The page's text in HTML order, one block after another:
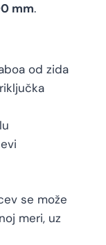
mm.
od zida
se može
meri, uz